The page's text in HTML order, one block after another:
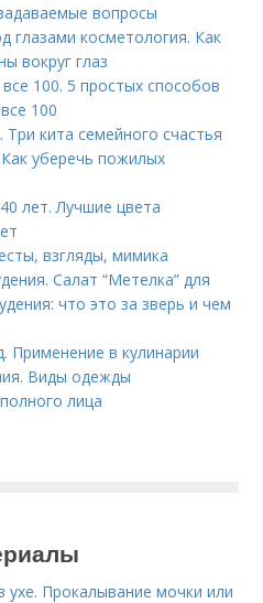
вопросы
глазами косметология. Как
вокруг глаз
100. 5 простых способов
100
кита семейного счастья
уберечь пожилых
лет. Лучшие цвета
взгляды, мимика
Салат “Метелка” для
что это за зверь и чем
Применение в кулинарии
Виды одежды
лица
ухе. Прокалывание мочки или